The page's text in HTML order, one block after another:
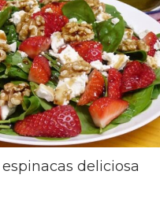
deliciosa